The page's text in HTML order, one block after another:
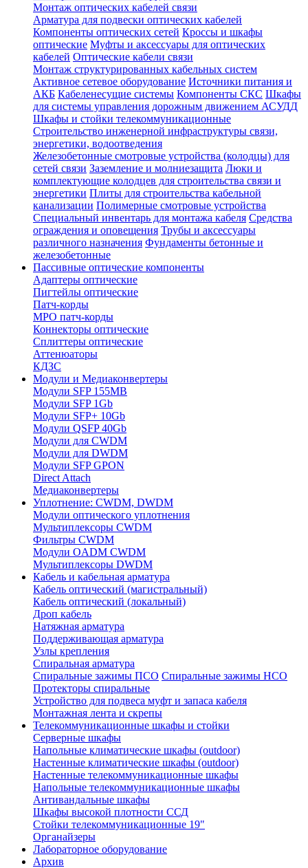
Монтаж оптических кабелей связи
Арматура для подвески оптических кабелей
Компоненты оптических сетей Кроссы и шкафы
оптические Муфты и аксессуары для оптических
кабелей Оптические кабели связи
Монтаж структурированных кабельных систем
Активное сетевое оборудование Источники питания и
АКБ Кабеленесущие системы Компоненты СКС Шкафы
для системы управления дорожным движением АСУДД
Шкафы и стойки телекоммуникационные
Строительство инженерной инфраструктуры связи,
энергетики, водоотведения
Железобетонные смотровые устройства (колодцы) для
сетей связи Заземление и молниезащита Люки и
комплектующие колодцев для строительства связи и
энергетики Плиты для строительства кабельной
канализации Полимерные смотровые устройства
Специальный инвентарь для монтажа кабеля Средства
ограждения и оповещения Трубы и аксессуары
различного назначения Фундаменты бетонные и
железобетонные
Пассивные оптические компоненты
Адаптеры оптические
Пигтейлы оптические
Патч-корды
MPO патч-корды
Коннекторы оптические
Сплиттеры оптические
Аттенюаторы
КДЗС
Модули и Медиаконвертеры
Модули SFP 155MB
Модули SFP 1Gb
Модули SFP+ 10Gb
Модули QSFP 40Gb
Модули для CWDM
Модули для DWDM
Модули SFP GPON
Direct Attach
Медиаконвертеры
Уплотнение: CWDM, DWDM
Модули оптического уплотнения
Мультиплексоры CWDM
Фильтры CWDM
Модули OADM CWDM
Мультиплексоры DWDM
Кабель и кабельная арматура
Кабель оптический (магистральный)
Кабель оптический (локальный)
Дроп кабель
Натяжная арматура
Поддерживающая арматура
Узлы крепления
Спиральная арматура
Спиральные зажимы ПСО Спиральные зажимы НСО
Протекторы спиральные
Устройство для подвеса муфт и запаса кабеля
Монтажная лента и скрепы
Телекоммуникационные шкафы и стойки
Серверные шкафы
Напольные климатические шкафы (outdoor)
Настенные климатические шкафы (outdoor)
Настенные телекоммуникационные шкафы
Напольные телекоммуникационные шкафы
Антивандальные шкафы
Шкафы высокой плотности ССД
Стойки телекоммуникационные 19"
Органайзеры
Лабораторное оборудование
Архив